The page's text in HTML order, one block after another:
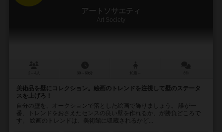
アートソサエティ
Art Society
美術品を壁にコレクション。絵画のトレンドを注視して壁のステータ
スを上げろ！
自分の壁を、オークションで落とした絵画で飾りましょう。 誰が一
番、トレンドをおさえたセンスの良い壁を作れるか、が勝負どころで
す。 絵画のトレンドは、美術館に収蔵されるかど...